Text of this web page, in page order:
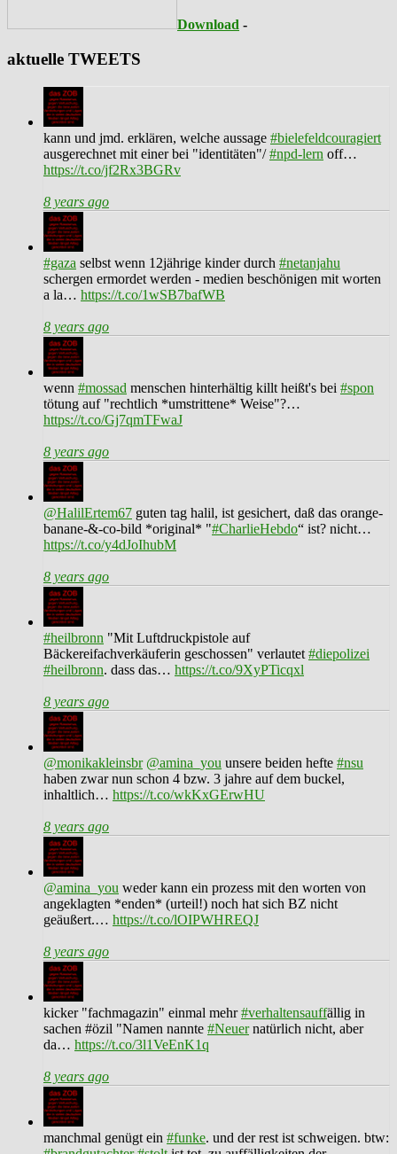
Download -
aktuelle TWEETS
kann und jmd. erklären, welche aussage #bielefeldcouragiert
ausgerechnet mit einer bei "identitäten"/#npd-lern off…
https://t.co/jf2Rx3BGRv
8 years ago
#gaza selbst wenn 12jährige kinder durch #netanjahu
schergen ermordet werden - medien beschönigen mit worten
a la… https://t.co/1wSB7bafWB
8 years ago
wenn #mossad menschen hinterhältig killt heißt's bei #spon
tötung auf "rechtlich *umstrittene* Weise"?…
https://t.co/Gj7qmTFwaJ
8 years ago
@HalilErtem67 guten tag halil, ist gesichert, daß das orange-
banane-&-co-bild *original* "#CharlieHebdo“ ist? nicht…
https://t.co/y4dJoIhubM
8 years ago
#heilbronn "Mit Luftdruckpistole auf
Bäckereifachverkäuferin geschossen" verlautet #diepolizei
#heilbronn. dass das… https://t.co/9XyPTicqxl
8 years ago
@monikakleinsbr @amina_you unsere beiden hefte #nsu
haben zwar nun schon 4 bzw. 3 jahre auf dem buckel,
inhaltlich… https://t.co/wkKxGErwHU
8 years ago
@amina_you weder kann ein prozess mit den worten von
angeklagten *enden* (urteil!) noch hat sich BZ nicht
geäußert.… https://t.co/lOIPWHREQJ
8 years ago
kicker "fachmagazin" einmal mehr#verhaltensauffällig in
sachen #özil "Namen nannte #Neuernatürlich nicht, aber
da… https://t.co/3l1VeEnK1q
8 years ago
manchmal genügt ein #funke. und der rest ist schweigen. btw: